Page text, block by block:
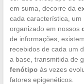
em suma, decorre da
cada característica, um
organizado em nossos
de informações,
recebidos de cada um
a base, transmitida de
fenótipo às vezes
fatores epigenéticos.